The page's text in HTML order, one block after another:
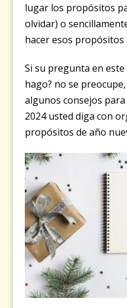
lugar los propósitos
olvidar) o
hacer esos propósitos
Si su pregunta en
hago? no se
algunos consejos
2024 usted diga con
propósitos de año